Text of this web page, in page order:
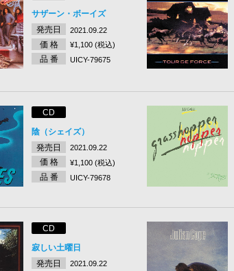
サザーン・ボーイズ
発売日
2021.09.22
価 格 ¥1,100 (税込)
品 番 UICY-79675
CD
陰（シェイズ）
発売日
2021.09.22
価 格 ¥1,100 (税込)
品 番 UICY-79678
CD
寂しい土曜日
発売日
2021.09.22